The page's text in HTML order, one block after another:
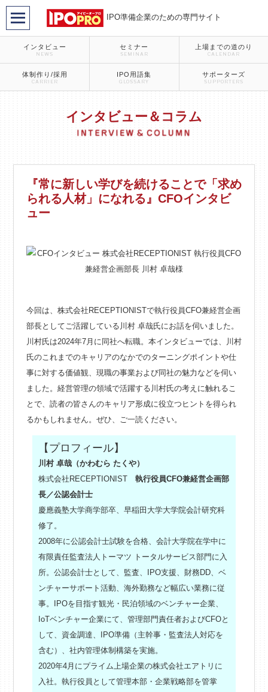
IPO準備企業のための専門サイト
インタビュー
NEWS
セミナー
SEMINAR
上場までの道のり
CALENDAR
体制作り/採用
CARRIER
IPO用語集
GLOSSARY
サポーターズ
SUPPORTERS
インタビュー＆コラム
『常に新しい学びを続けることで「求め
られる人材」になれる』CFOインタビ
ュー
今回は、株式会社RECEPTIONISTで執行役員CFO兼経営企画
部長としてご活躍している川村 卓哉氏にお話を伺いました。
川村氏は2024年7月に同社へ転職。本インタビューでは、川村
氏のこれまでのキャリアのなかでのターニングポイントや仕
事に対する価値観、現職の事業および同社の魅力などを伺い
ました。経営管理の領域で活躍する川村氏の考えに触れるこ
とで、読者の皆さんのキャリア形成に役立つヒントを得られ
るかもしれません。ぜひ、ご一読ください。
【プロフィール】
川村 卓哉（かわむら たくや）
株式会社RECEPTIONIST執行役員CFO兼経営企画部
長／公認会計士
慶應義塾大学商学部卒、早稲田大学大学院会計研究科
修了。
2008年に公認会計士試験を合格、会計大学院在学中に
有限責任監査法人トーマツ トータルサービス部門に入
所。公認会計士として、監査、IPO支援、財務DD、ベ
ンチャーサポート活動、海外勤務など幅広い業務に従
事。IPOを目指す観光・民泊領域のベンチャー企業、
IoTベンチャー企業にて、管理部門責任者およびCFOと
して、資金調達、IPO準備（主幹事・監査法人対応を
含む）、社内管理体制構築を実施。
2020年4月にプライム上場企業の株式会社エアトリに
入社。執行役員として管理本部・企業戦略部を管掌